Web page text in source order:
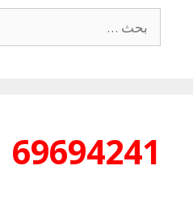
عن:
69694241